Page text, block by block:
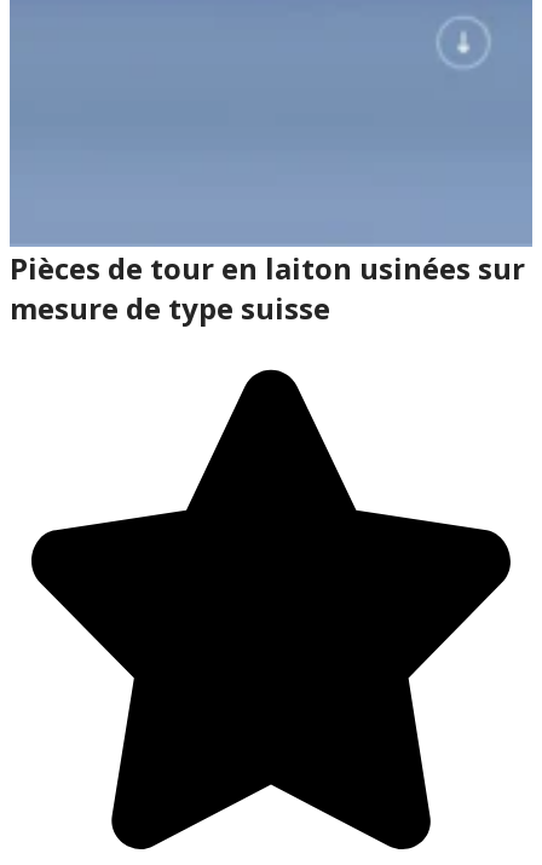
Pièces de tour en laiton usinées sur
mesure de type suisse